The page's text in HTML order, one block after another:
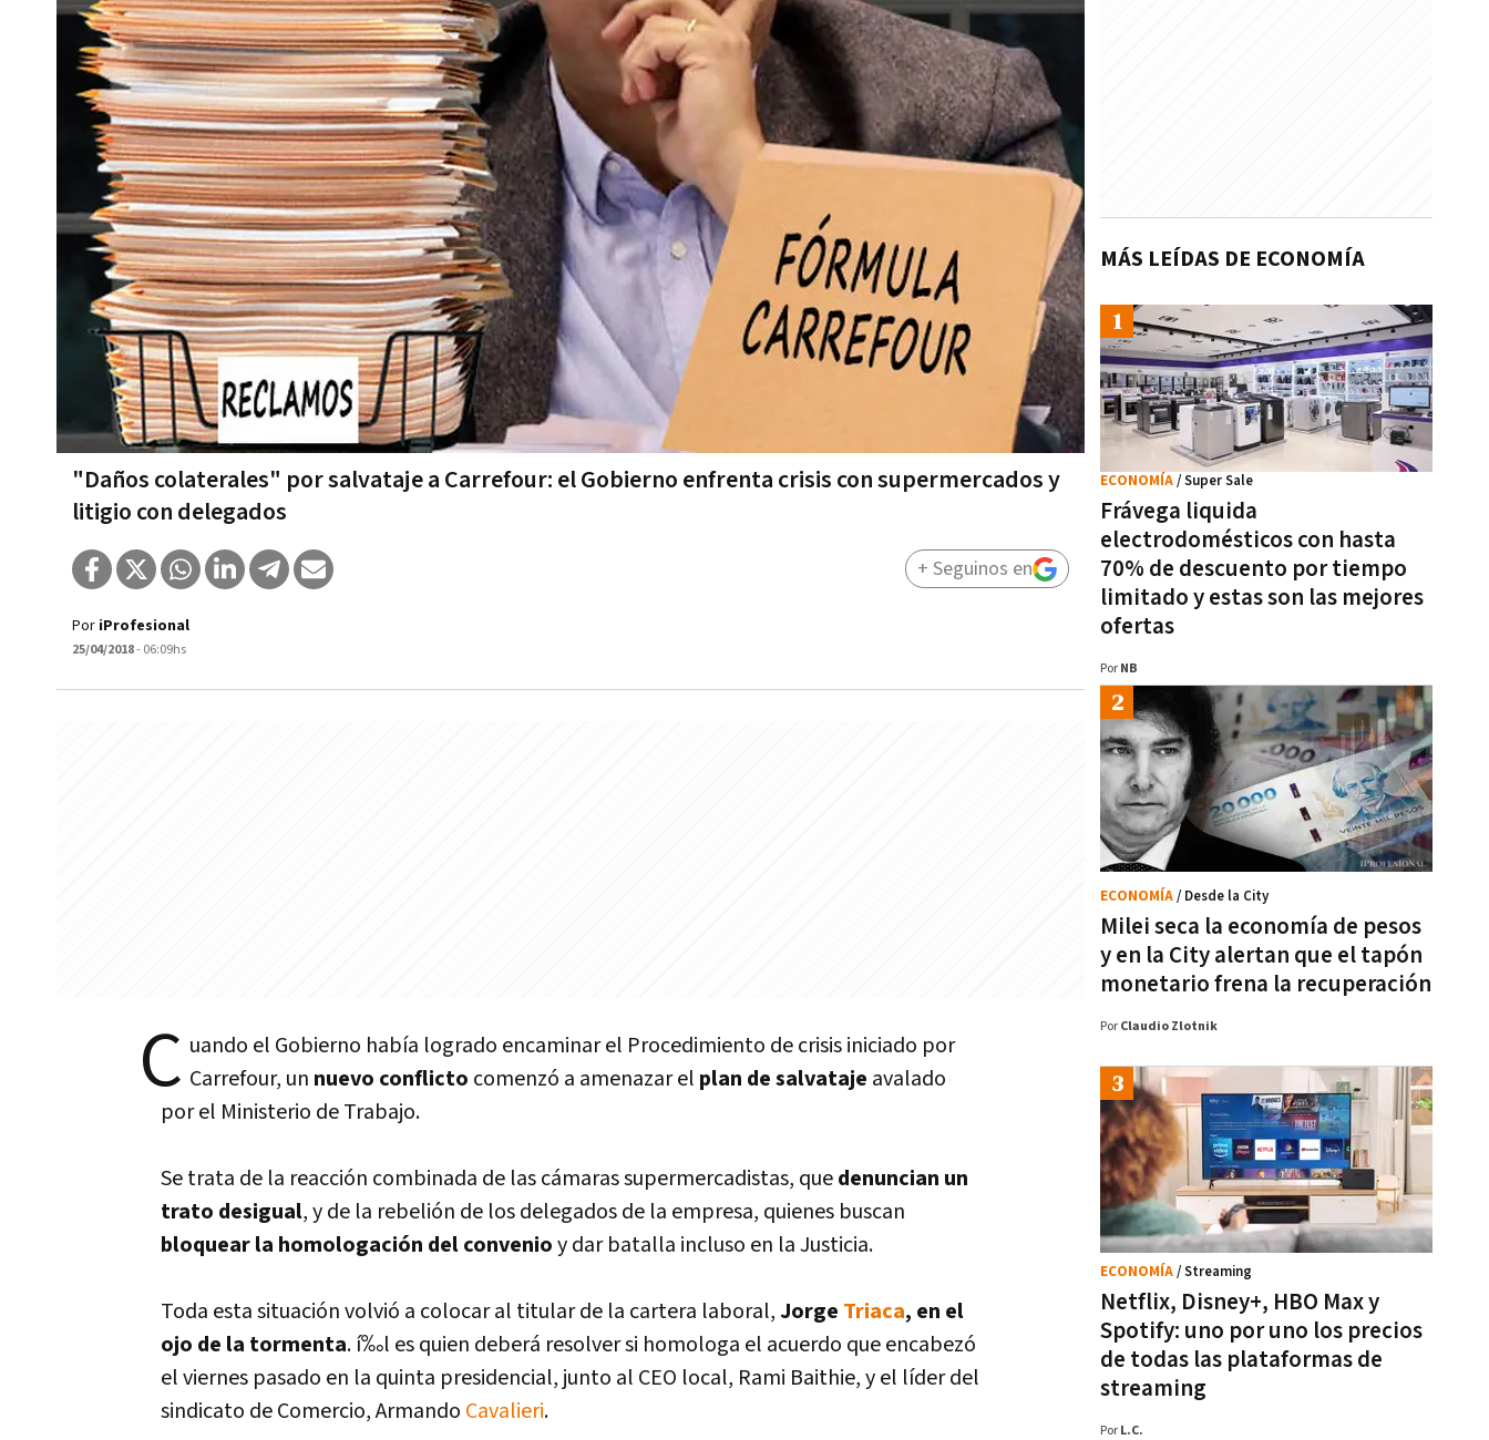
"Daños colaterales" por salvataje a Carrefour: el Gobierno enfrenta crisis con supermercados y
litigio con delegados
Por iProfesional
25/04/2018- 06:09hs
+ Seguinos en
C uando el Gobierno habí­a logrado encaminar el Procedimiento de crisis iniciado por
Carrefour, un nuevo conflicto comenzó a amenazar el plan de salvataje avalado
por el Ministerio de Trabajo.
Se trata de la reacción combinada de las cámaras supermercadistas, quedenuncian un
trato desigual, y de la rebelión de los delegados de la empresa, quienes buscan
bloquear la homologación del convenioy dar batalla incluso en la Justicia.
Toda esta situación volvió a colocar al titular de la cartera laboral,Jorge Triaca, en el
ojo de la tormenta. í‰l es quien deberá resolver si homologa el acuerdo que encabezó
el viernes pasado en la quinta presidencial, junto al CEO local, Rami Baithie, y el lí­der del
sindicato de Comercio, Armando Cavalieri.
MÁS LEÍDAS DE ECONOMÍA
Frávega liquida
electrodomésticos con hasta
70% de descuento por tiempo
limitado y estas son las mejores
ofertas
ECONOMÍA/ Super Sale
Por NB
Milei seca la economía de pesos
y en la City alertan que el tapón
monetario frena la recuperación
ECONOMÍA/ Desde la City
Por Claudio Zlotnik
Netflix, Disney+, HBO Max y
Spotify: uno por uno los precios
de todas las plataformas de
streaming
ECONOMÍA/ Streaming
Por L.C.